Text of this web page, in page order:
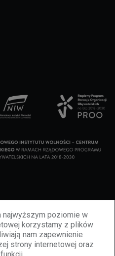
najwyższym poziomie w
korzystamy z plików
nam zapewnienie
strony internetowej oraz